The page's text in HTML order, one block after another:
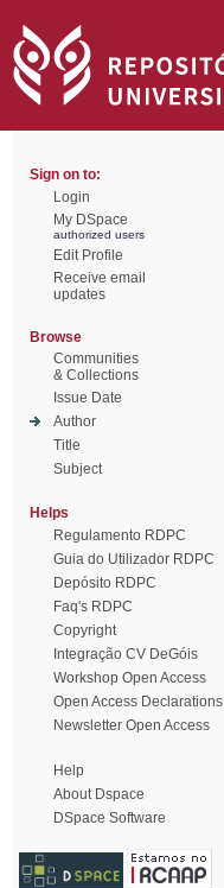
Sign on to:
Login
My DSpace
authorized users
Edit Profile
Receive email
updates
Browse
Communities
& Collections
Issue Date
Author
Title
Subject
Helps
Regulamento RDPC
Guia do Utilizador RDPC
Depósito RDPC
Faq's RDPC
Copyright
Integração CV DeGóis
Workshop Open Access
Open Access Declarations
Newsletter Open Access
Help
About Dspace
DSpace Software